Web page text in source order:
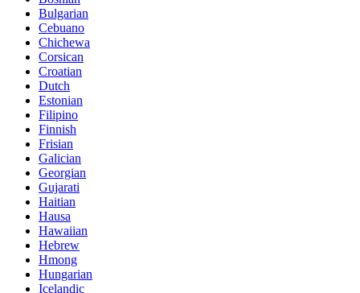
Bulgarian
Cebuano
Chichewa
Corsican
Croatian
Dutch
Estonian
Filipino
Finnish
Frisian
Galician
Georgian
Gujarati
Haitian
Hausa
Hawaiian
Hebrew
Hmong
Hungarian
Icelandic